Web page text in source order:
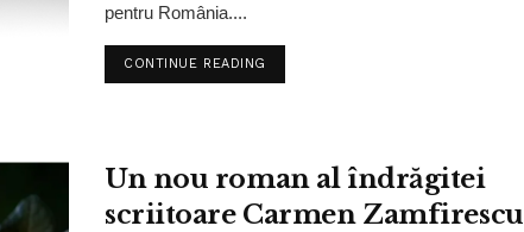
pentru România....
CONTINUE READING
Un nou roman al îndrăgitei
scriitoare Carmen Zamfirescu